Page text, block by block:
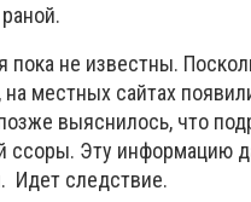
пока не известны.
на местных сайтах
выяснилось, что
Эту информацию
Идет следствие.